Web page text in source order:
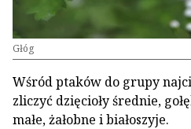
Głóg
Wśród ptaków do grupy
zliczyć dzięcioły średnie,
małe, żałobne i białoszyje.